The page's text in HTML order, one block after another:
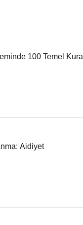
100 Temel Kural
Aidiyet